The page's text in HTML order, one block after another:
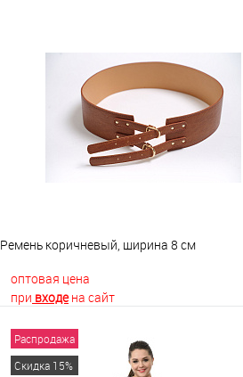
Купить в 1 клик
К сравнению
В избранное
Недоступно
Ремень коричневый, ширина 8 см
оптовая цена
при входена сайт
В корзину
Распродажа
Скидка 15%